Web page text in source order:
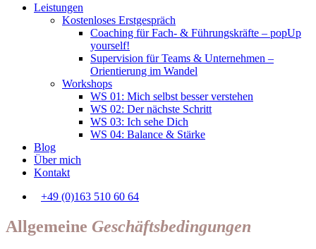
Menu
Leistungen
Kostenloses Erstgespräch
Coaching für Fach- & Führungskräfte – popUp
yourself!
Supervision für Teams & Unternehmen –
Orientierung im Wandel
Workshops
WS 01: Mich selbst besser verstehen
WS 02: Der nächste Schritt
WS 03: Ich sehe Dich
WS 04: Balance & Stärke
Blog
Über mich
Kontakt
+49 (0)163 510 60 64
Allgemeine Geschäftsbedingungen